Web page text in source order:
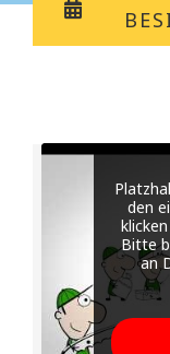
den
Bitte
an